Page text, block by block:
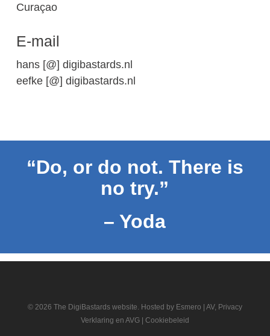
Curaçao
E-mail
hans [@] digibastards.nl
eefke [@] digibastards.nl
“Do, or do not. There is
no try.”
– Yoda
© 2026 The DigiBastards website. Hosted by Esmero
AV, Privacy
Verklaring en AVG| Cookiebeleid